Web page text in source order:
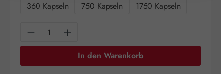
360 Kapseln
750 Kapseln 1750 Kapseln
Produkt Anzahl: Gib den gewünschten
In den Warenkorb